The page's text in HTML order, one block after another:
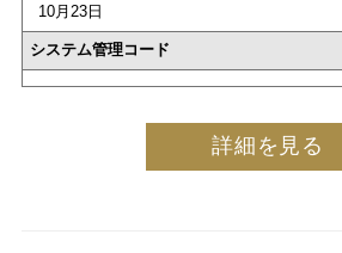
10月23日
システム管理コード
詳細を見る